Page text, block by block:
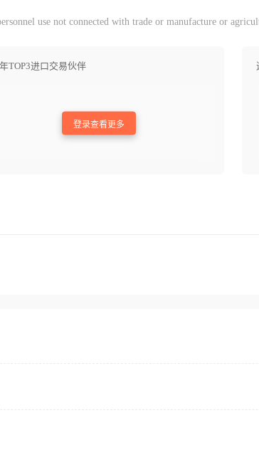
use not connected with trade or manufacture or
TOP3进口交易伙伴
登录查看更多